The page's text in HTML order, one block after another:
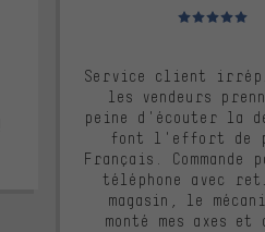
Note moyenne :
Service client
les vendeurs
peine d'écouter la
font l'effort de
Français. Commande
téléphone avec
magasin, le
monté mes axes et